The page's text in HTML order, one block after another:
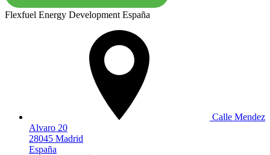
Flexfuel Energy Development España
Calle Mendez
Alvaro 20
28045 Madrid
España